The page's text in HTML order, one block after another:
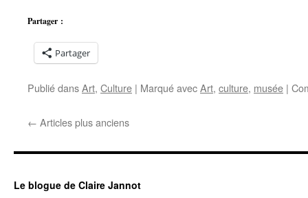
Partager :
Partager
Publié dansArt, Culture | Marqué avecArt, culture, musée |
← Articles plus anciens
Le blogue de Claire Jannot